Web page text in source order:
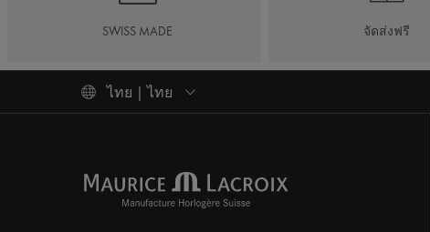
SWISS MADE จัดส่งฟรี
ไทย | ไทย